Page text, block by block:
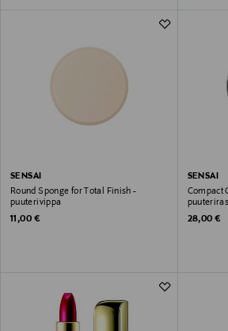
SENSAI
Round Sponge for Total Finish -
puuterivippa
Original Price
11,00 €
SENSAI
Compact
Original
28,00 €